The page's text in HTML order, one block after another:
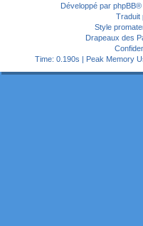
Développé par phpBB®
Traduit
Style
Drapeaux des
Time: 0.190s | Peak Memory